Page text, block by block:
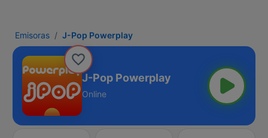
Emisoras J-Pop Powerplay
J-Pop Powerplay
Online